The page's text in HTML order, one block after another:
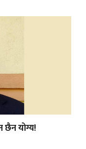
छैन योग्य!